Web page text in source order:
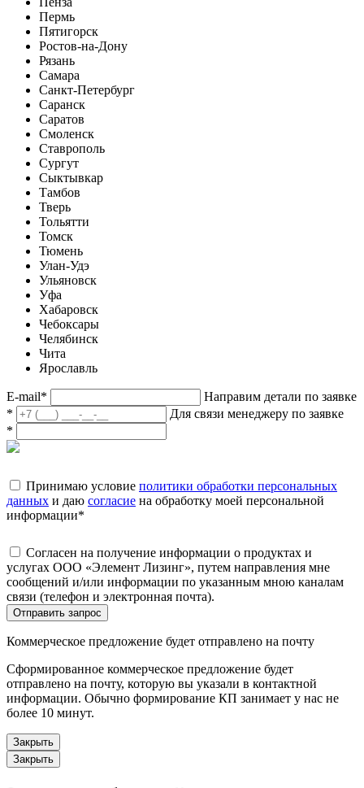
Пермь
Пятигорск
Ростов-на-Дону
Рязань
Самара
Санкт-Петербург
Саранск
Саратов
Смоленск
Ставрополь
Сургут
Сыктывкар
Тамбов
Тверь
Тольятти
Томск
Тюмень
Улан-Удэ
Ульяновск
Уфа
Хабаровск
Чебоксары
Челябинск
Чита
Ярославль
E-mail*
Направим детали по заявке
*
Для связи менеджеру по заявке
*
Принимаю условие политики обработки персональных
данных и даю согласие на обработку моей персональной
информации*
Согласен на получение информации о продуктах и
услугах ООО «Элемент Лизинг», путем направления мне
сообщений и/или информации по указанным мною каналам
связи (телефон и электронная почта).
Отправить запрос
Коммерческое предложение будет отправлено на почту
Сформированное коммерческое предложение будет
отправлено на почту, которую вы указали в контактной
информации. Обычно формирование КП занимает у нас не
более 10 минут.
Закрыть
Закрыть